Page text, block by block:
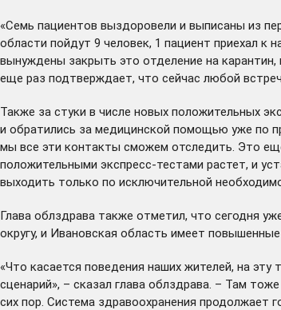
«Семь пациентов выздоровели и выписаны из
области пойдут 9 человек, 1 пациент приехал
вынуждены закрыть это отделение на
еще раз подтверждает, что сейчас любой
Также за стуки в числе новых положительных
и обратились за медицинской помощью уже по
мы все эти контакты сможем отследить. Это
положительными экспресс-тестами растет, и
выходить только по исключительной
Глава облздрава также отметил, что сегодня
округу, и Ивановская область имеет повышенные
«Что касается поведения наших жителей, на
сценарий», – сказал глава облздрава. – Там
сих пор. Система здравоохранения продолжает